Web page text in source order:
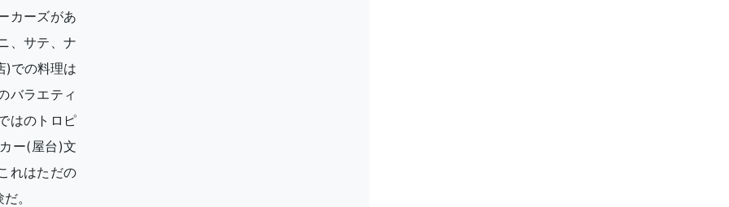
カーズがあ
、サテ、ナ
)での料理は
バラエティ
はのトロピ
ー(屋台)文
れはただの
。